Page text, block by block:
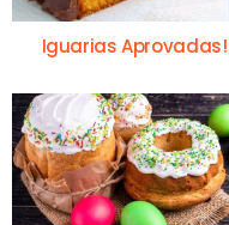
Iguarias Aprovadas!